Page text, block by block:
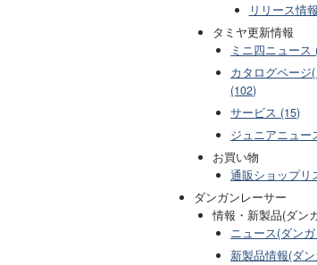
リリース情
タミヤ更新情報
ミニ四ニュース
カタログページ
(102)
サービス (15)
ジュニアニュー
お買い物
通販ショップリ
ダンガンレーサー
情報・新製品(ダン
ニュース(ダン
新製品情報(ダ